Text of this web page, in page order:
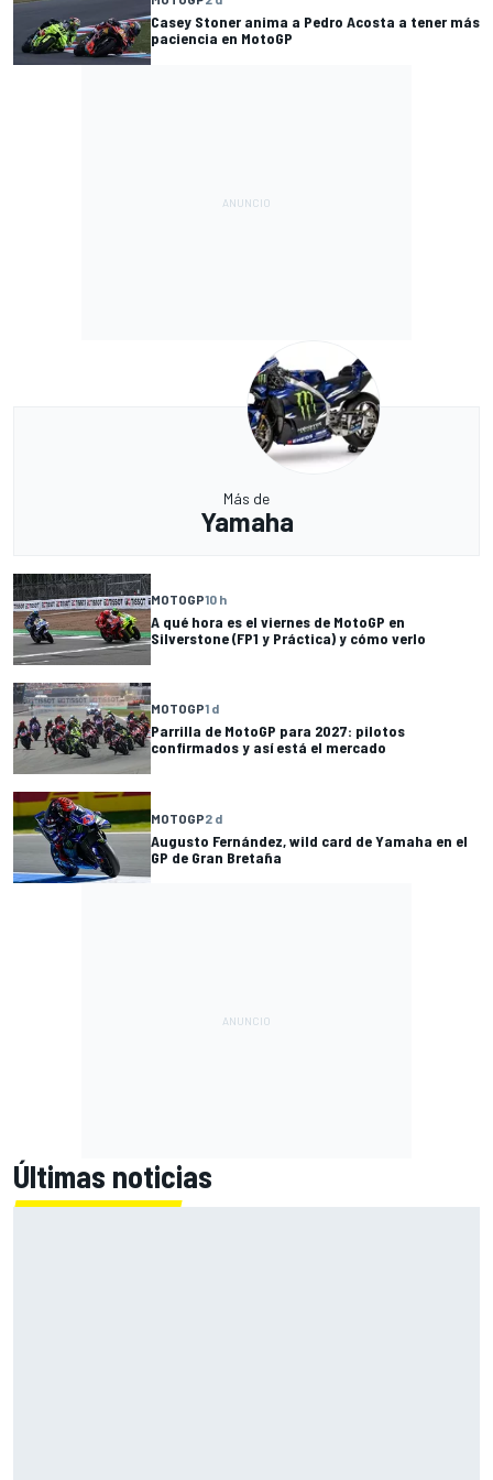
Casey Stoner anima a Pedro Acosta a tener más
paciencia en MotoGP
Más de
Yamaha
MOTOGP10 h
A qué hora es el viernes de MotoGP en
Silverstone (FP1 y Práctica) y cómo verlo
MOTOGP1 d
Parrilla de MotoGP para 2027: pilotos
confirmados y así está el mercado
MOTOGP2 d
Augusto Fernández, wild card de Yamaha en el
GP de Gran Bretaña
Últimas noticias